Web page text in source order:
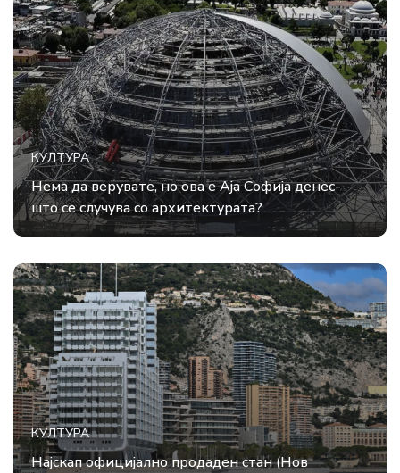
КУЛТУРА
Нема да верувате, но ова е Аја Софија денес-
што се случува со архитектурата?
КУЛТУРА
Најскап официјално продаден стан (Нов